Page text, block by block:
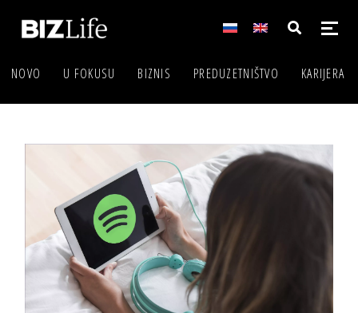
NOVO U FOKUSU BIZNIS PREDUZETNIŠTVO KARIJERA